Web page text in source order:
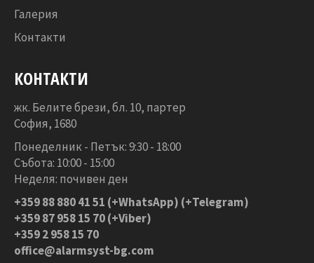
Галерия
Контакти
КОНТАКТИ
жк. Белите брези, бл. 10, партер
София, 1680
Понеделник - Петък: 9:30 - 18:00
Събота: 10:00 - 15:00
Неделя: почивен ден
+359 88 880 41 51 (+WhatsApp) (+Telegram)
+359 87 958 15 70 (+Viber)
+359 2 958 15 70
office@alarmsyst-bg.com